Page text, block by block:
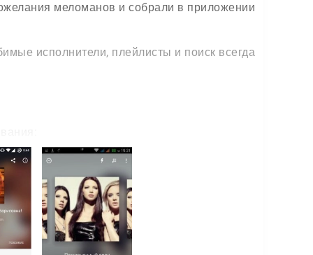
меломанов и собрали в приложении
исполнители, плейлисты и поиск всегда